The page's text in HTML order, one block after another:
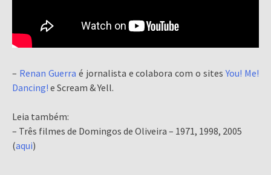
– Renan Guerra é jornalista e colabora com o sitesYou! Me!
Dancing! e Scream & Yell.
Leia também:
– Três filmes de Domingos de Oliveira – 1971, 1998, 2005
(aqui)